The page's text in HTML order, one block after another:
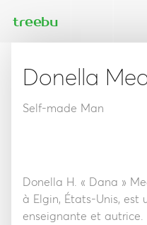
treebu
Donella
Self-made Man
Donella H. « Dana »
à Elgin, États-Unis, est
enseignante et